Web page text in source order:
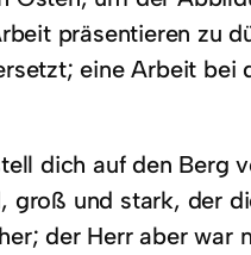
präsentieren zu
eine Arbeit bei
dich auf den Berg
groß und stark, der
der Herr aber war